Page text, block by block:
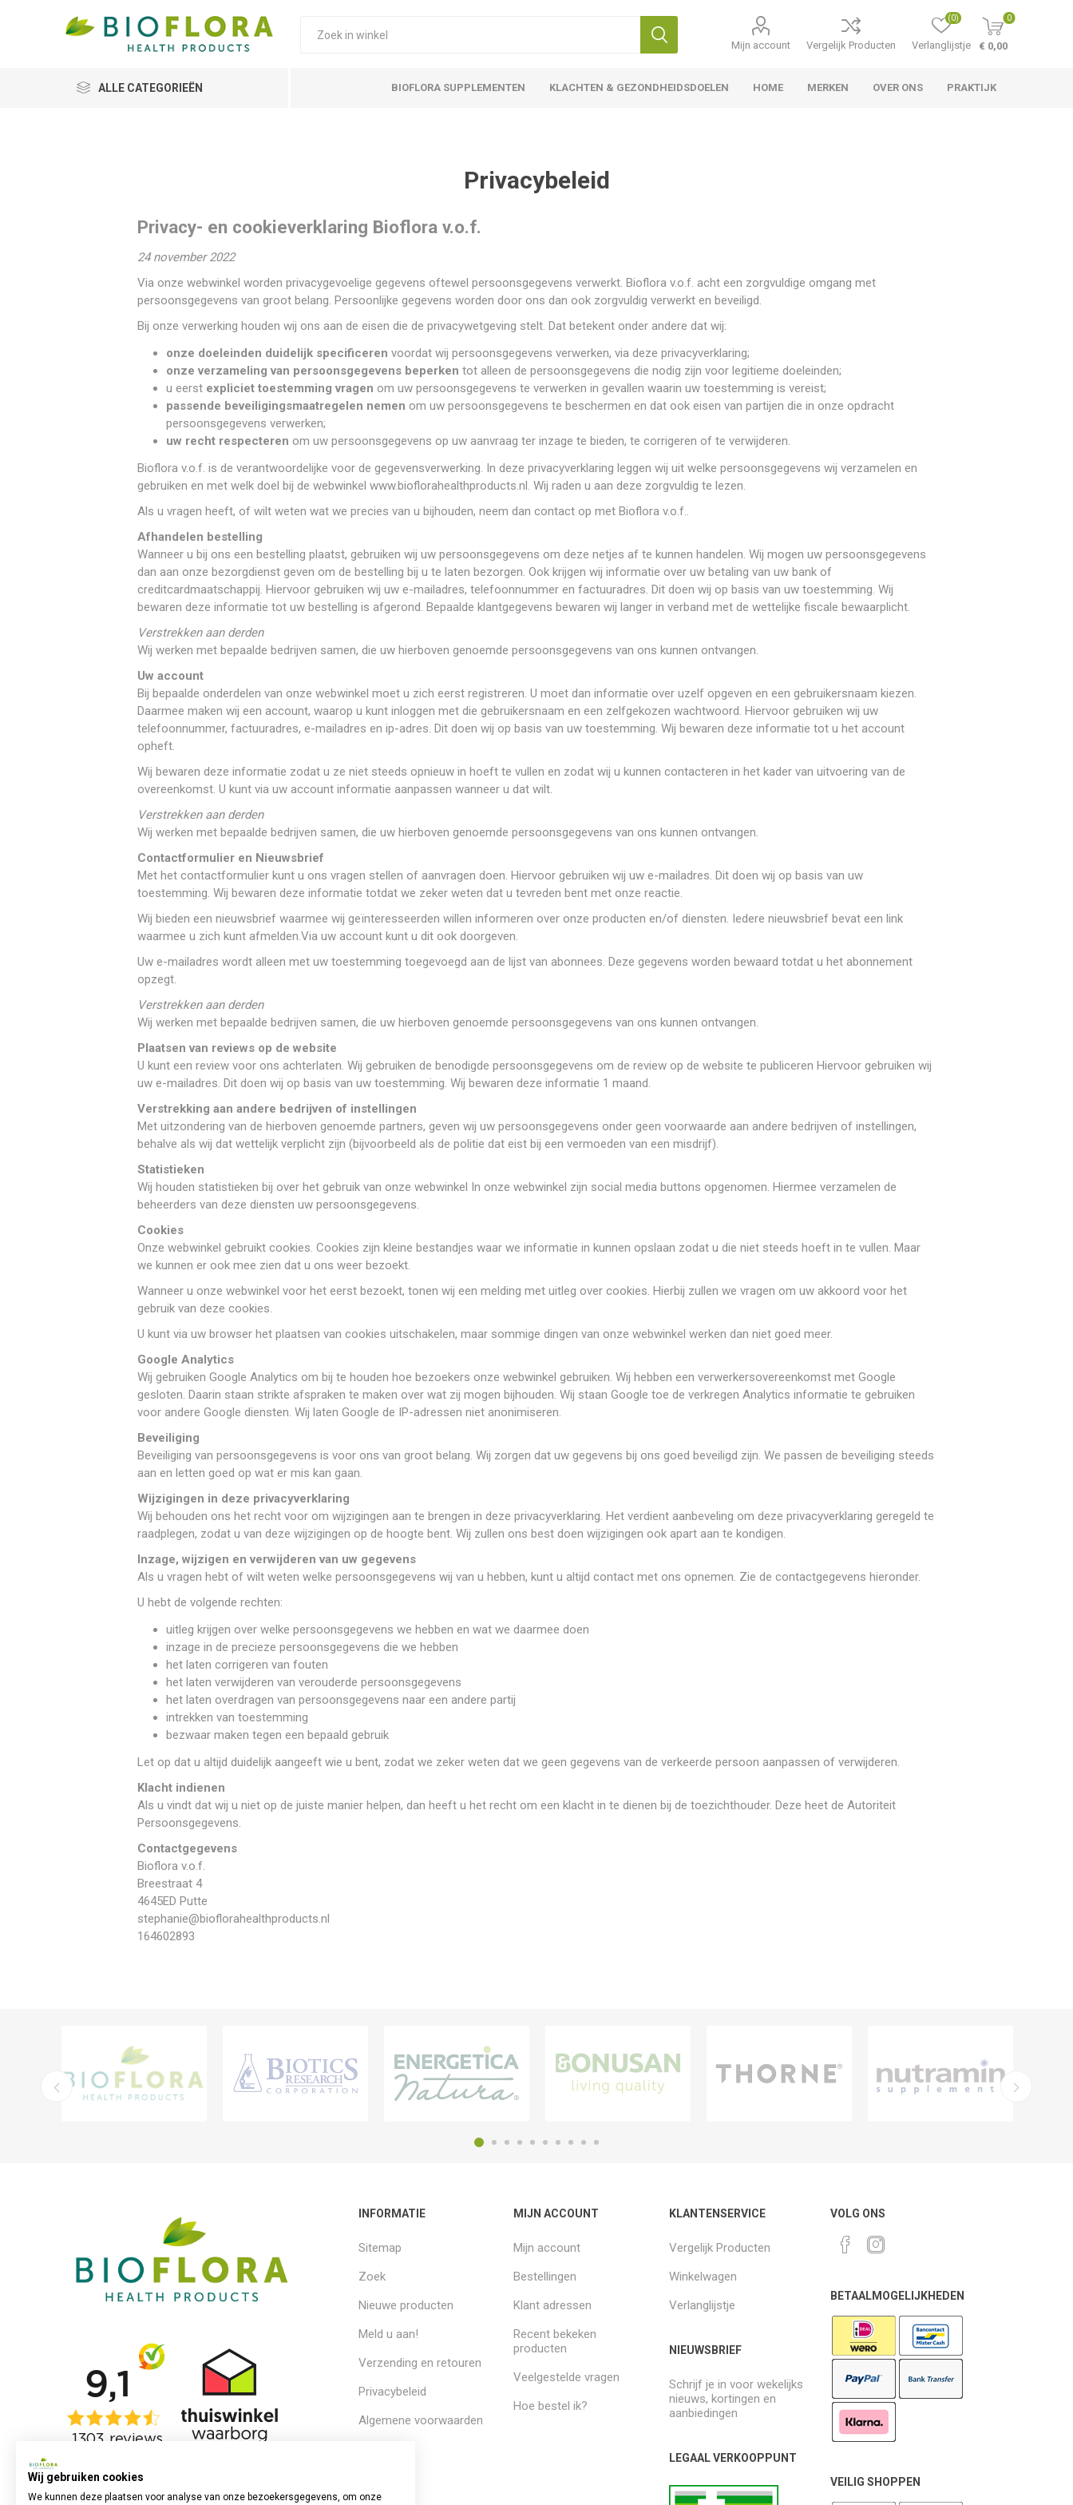
Mijn account Vergelijk Producten Verlanglijstje
(0) 0
€ 0,00
ALLE CATEGORIEËN BIOFLORA SUPPLEMENTEN KLACHTEN & GEZONDHEIDSDOELEN HOME MERKEN OVER ONS PRAKTIJK
Privacybeleid
Privacy- en cookieverklaring Bioflora v.o.f.
24 november 2022
Via onze webwinkel worden privacygevoelige gegevens oftewel persoonsgegevens verwerkt. Bioflora v.o.f. acht een zorgvuldige omgang met
persoonsgegevens van groot belang. Persoonlijke gegevens worden door ons dan ook zorgvuldig verwerkt en beveiligd.
Bij onze verwerking houden wij ons aan de eisen die de privacywetgeving stelt. Dat betekent onder andere dat wij:
onze doeleinden duidelijk specificeren voordat wij persoonsgegevens verwerken, via deze privacyverklaring;
onze verzameling van persoonsgegevens beperken tot alleen de persoonsgegevens die nodig zijn voor legitieme doeleinden;
u eerst expliciet toestemming vragen om uw persoonsgegevens te verwerken in gevallen waarin uw toestemming is vereist;
passende beveiligingsmaatregelen nemen om uw persoonsgegevens te beschermen en dat ook eisen van partijen die in onze opdracht
persoonsgegevens verwerken;
uw recht respecteren om uw persoonsgegevens op uw aanvraag ter inzage te bieden, te corrigeren of te verwijderen.
Bioflora v.o.f. is de verantwoordelijke voor de gegevensverwerking. In deze privacyverklaring leggen wij uit welke persoonsgegevens wij verzamelen en
gebruiken en met welk doel bij de webwinkel www.bioflorahealthproducts.nl. Wij raden u aan deze zorgvuldig te lezen.
Als u vragen heeft, of wilt weten wat we precies van u bijhouden, neem dan contact op met Bioflora v.o.f..
Afhandelen bestelling
Wanneer u bij ons een bestelling plaatst, gebruiken wij uw persoonsgegevens om deze netjes af te kunnen handelen. Wij mogen uw persoonsgegevens
dan aan onze bezorgdienst geven om de bestelling bij u te laten bezorgen. Ook krijgen wij informatie over uw betaling van uw bank of
creditcardmaatschappij. Hiervoor gebruiken wij uw e-mailadres, telefoonnummer en factuuradres. Dit doen wij op basis van uw toestemming. Wij
bewaren deze informatie tot uw bestelling is afgerond. Bepaalde klantgegevens bewaren wij langer in verband met de wettelijke fiscale bewaarplicht.
Verstrekken aan derden
Wij werken met bepaalde bedrijven samen, die uw hierboven genoemde persoonsgegevens van ons kunnen ontvangen.
Uw account
Bij bepaalde onderdelen van onze webwinkel moet u zich eerst registreren. U moet dan informatie over uzelf opgeven en een gebruikersnaam kiezen.
Daarmee maken wij een account, waarop u kunt inloggen met die gebruikersnaam en een zelfgekozen wachtwoord. Hiervoor gebruiken wij uw
telefoonnummer, factuuradres, e-mailadres en ip-adres. Dit doen wij op basis van uw toestemming. Wij bewaren deze informatie tot u het account
opheft.
Wij bewaren deze informatie zodat u ze niet steeds opnieuw in hoeft te vullen en zodat wij u kunnen contacteren in het kader van uitvoering van de
overeenkomst. U kunt via uw account informatie aanpassen wanneer u dat wilt.
Verstrekken aan derden
Wij werken met bepaalde bedrijven samen, die uw hierboven genoemde persoonsgegevens van ons kunnen ontvangen.
Contactformulier en Nieuwsbrief
Met het contactformulier kunt u ons vragen stellen of aanvragen doen. Hiervoor gebruiken wij uw e-mailadres. Dit doen wij op basis van uw
toestemming. Wij bewaren deze informatie totdat we zeker weten dat u tevreden bent met onze reactie.
Wij bieden een nieuwsbrief waarmee wij geïnteresseerden willen informeren over onze producten en/of diensten. Iedere nieuwsbrief bevat een link
waarmee u zich kunt afmelden.Via uw account kunt u dit ook doorgeven.
Uw e-mailadres wordt alleen met uw toestemming toegevoegd aan de lijst van abonnees. Deze gegevens worden bewaard totdat u het abonnement
opzegt.
Verstrekken aan derden
Wij werken met bepaalde bedrijven samen, die uw hierboven genoemde persoonsgegevens van ons kunnen ontvangen.
Plaatsen van reviews op de website
U kunt een review voor ons achterlaten. Wij gebruiken de benodigde persoonsgegevens om de review op de website te publiceren Hiervoor gebruiken wij
uw e-mailadres. Dit doen wij op basis van uw toestemming. Wij bewaren deze informatie 1 maand.
Verstrekking aan andere bedrijven of instellingen
Met uitzondering van de hierboven genoemde partners, geven wij uw persoonsgegevens onder geen voorwaarde aan andere bedrijven of instellingen,
behalve als wij dat wettelijk verplicht zijn (bijvoorbeeld als de politie dat eist bij een vermoeden van een misdrijf).
Statistieken
Wij houden statistieken bij over het gebruik van onze webwinkel In onze webwinkel zijn social media buttons opgenomen. Hiermee verzamelen de
beheerders van deze diensten uw persoonsgegevens.
Cookies
Onze webwinkel gebruikt cookies. Cookies zijn kleine bestandjes waar we informatie in kunnen opslaan zodat u die niet steeds hoeft in te vullen. Maar
we kunnen er ook mee zien dat u ons weer bezoekt.
Wanneer u onze webwinkel voor het eerst bezoekt, tonen wij een melding met uitleg over cookies. Hierbij zullen we vragen om uw akkoord voor het
gebruik van deze cookies.
U kunt via uw browser het plaatsen van cookies uitschakelen, maar sommige dingen van onze webwinkel werken dan niet goed meer.
Google Analytics
Wij gebruiken Google Analytics om bij te houden hoe bezoekers onze webwinkel gebruiken. Wij hebben een verwerkersovereenkomst met Google
gesloten. Daarin staan strikte afspraken te maken over wat zij mogen bijhouden. Wij staan Google toe de verkregen Analytics informatie te gebruiken
voor andere Google diensten. Wij laten Google de IP-adressen niet anonimiseren.
Beveiliging
Beveiliging van persoonsgegevens is voor ons van groot belang. Wij zorgen dat uw gegevens bij ons goed beveiligd zijn. We passen de beveiliging steeds
aan en letten goed op wat er mis kan gaan.
Wijzigingen in deze privacyverklaring
Wij behouden ons het recht voor om wijzigingen aan te brengen in deze privacyverklaring. Het verdient aanbeveling om deze privacyverklaring geregeld te
raadplegen, zodat u van deze wijzigingen op de hoogte bent. Wij zullen ons best doen wijzigingen ook apart aan te kondigen.
Inzage, wijzigen en verwijderen van uw gegevens
Als u vragen hebt of wilt weten welke persoonsgegevens wij van u hebben, kunt u altijd contact met ons opnemen. Zie de contactgegevens hieronder.
U hebt de volgende rechten:
uitleg krijgen over welke persoonsgegevens we hebben en wat we daarmee doen
inzage in de precieze persoonsgegevens die we hebben
het laten corrigeren van fouten
het laten verwijderen van verouderde persoonsgegevens
het laten overdragen van persoonsgegevens naar een andere partij
intrekken van toestemming
bezwaar maken tegen een bepaald gebruik
Let op dat u altijd duidelijk aangeeft wie u bent, zodat we zeker weten dat we geen gegevens van de verkeerde persoon aanpassen of verwijderen.
Klacht indienen
Als u vindt dat wij u niet op de juiste manier helpen, dan heeft u het recht om een klacht in te dienen bij de toezichthouder. Deze heet de Autoriteit
Persoonsgegevens.
Contactgegevens
Bioflora v.o.f.
Breestraat 4
4645ED Putte
stephanie@bioflorahealthproducts.nl
164602893
INFORMATIE
Sitemap
Zoek
Nieuwe producten
Meld u aan!
Verzending en retouren
Privacybeleid
Algemene voorwaarden
MIJN ACCOUNT
Mijn account
Bestellingen
Klant adressen
Recent bekeken
producten
Veelgestelde vragen
Hoe bestel ik?
KLANTENSERVICE
Vergelijk Producten
Winkelwagen
Verlanglijstje
NIEUWSBRIEF
Schrijf je in voor wekelijks
nieuws, kortingen en
aanbiedingen
LEGAAL VERKOOPPUNT
VOLG ONS
BETAALMOGELIJKHEDEN
VEILIG SHOPPEN
Wij gebruiken cookies
We kunnen deze plaatsen voor analyse van onze bezoekersgegevens, om onze